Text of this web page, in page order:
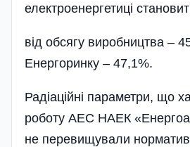
електроенергетиці
від обсягу виробництва –
Енергоринку – 47,1%.
Радіаційні параметри, що
роботу АЕС НАЕК
не перевищували